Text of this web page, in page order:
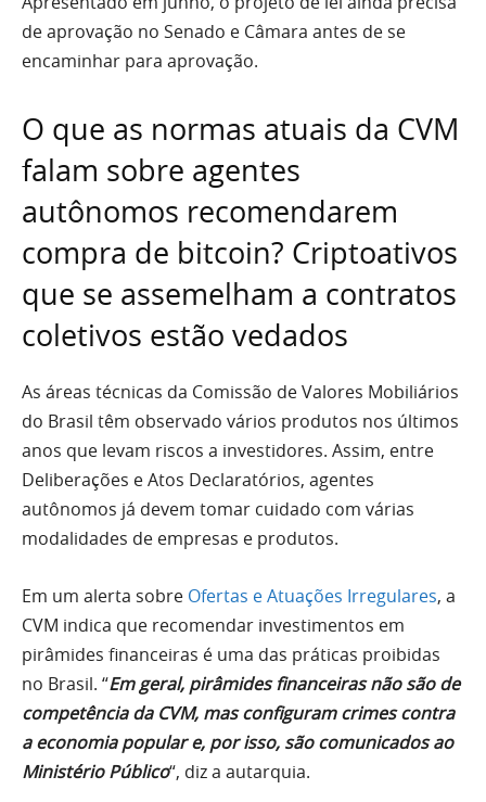
de aprovação no Senado e Câmara antes de se
encaminhar para aprovação.
O que as normas atuais da CVM
falam sobre agentes
autônomos recomendarem
compra de bitcoin? Criptoativos
que se assemelham a contratos
coletivos estão vedados
As áreas técnicas da Comissão de Valores Mobiliários
do Brasil têm observado vários produtos nos últimos
anos que levam riscos a investidores. Assim, entre
Deliberações e Atos Declaratórios, agentes
autônomos já devem tomar cuidado com várias
modalidades de empresas e produtos.
Em um alerta sobre Ofertas e Atuações Irregulares, a
CVM indica que recomendar investimentos em
pirâmides financeiras é uma das práticas proibidas
no Brasil. “Em geral, pirâmides financeiras não são de
competência da CVM, mas configuram crimes contra
a economia popular e, por isso, são comunicados ao
Ministério Público“, diz a autarquia.